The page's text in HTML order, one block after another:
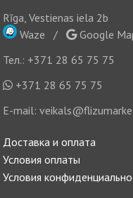
Rīga, Vestienas iela 2b
Waze /
Google
Тел.: +371 28 65 75 75
+371 28 65 75 75
E-mail:
Доставка и оплата
Условия оплаты
Условия